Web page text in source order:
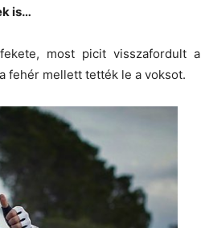
is…
most picit visszafordult a
fehér mellett tették le a voksot.